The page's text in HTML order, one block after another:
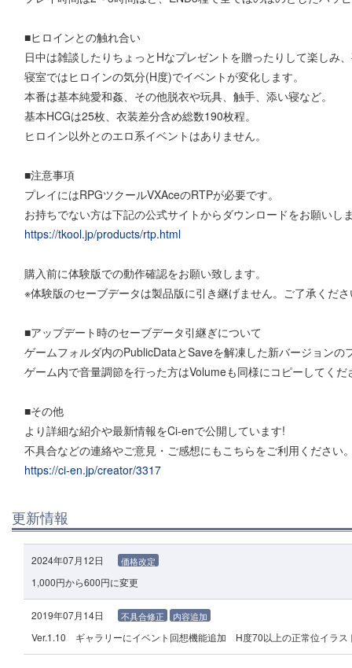
■ヒロインとの触れ合い
日中は雑談したりちょっとHなプレゼントを贈ったりして楽しみ
寝室ではヒロインの気分(H度)でイベントが変化します。
本番は基本純愛和姦、その他脱衣や玩具、触手、添い寝など。
基本HCGは25枚、衣装差分含め総数190枚程。
ヒロイン以外とのエロ系イベントはありません。
■注意事項
プレイにはRPGツクールVXAceのRTPが必要です。
お持ちでない方は下記の公式サイトからダウンロードをお願いし
https://tkool.jp/products/rtp.html
購入前に体験版での動作確認をお願い致します。
※体験版のセーブデータは製品版に引き継げません。ご了承くだ
■アップデート時のセーブデータ引継ぎについて
ゲームフォルダ内のPublicDataとSaveを解凍した新バージョンの
ゲーム内で音量調節を行った方はVolumeも同様にコピーしてくだ
■その他
より詳細な紹介や最新情報をCi-enで公開しています!
不具合などの連絡やご意見・ご感想にもこちらをご利用ください
https://ci-en.jp/creator/3317
更新情報
2024年07月12日 価格改定
1,000円から600円に変更
2019年07月14日 不具合修正 内容追加
Ver.1.10 ギャラリーにイベント回想機能追加 H度70以上の正常位イラス